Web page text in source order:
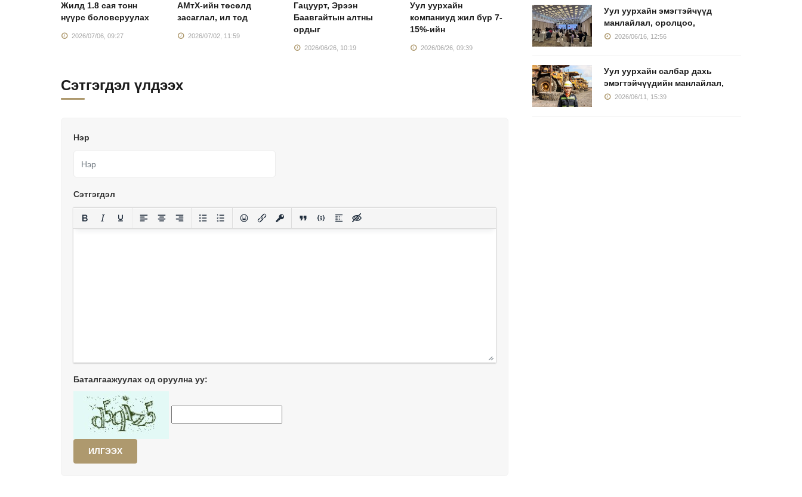
Жилд 1.8 сая тонн
нүүрс боловсруулах
2026/07/06, 09:27
АМтХ-ийн төсөлд
засаглал, ил тод
2026/07/02, 11:59
Гацуурт, Эрээн
Баавгайтын алтны
ордыг
2026/06/26, 10:19
Уул уурхайн
компаниуд жил бүр 7-
15%-ийн
2026/06/26, 09:39
Газрын тос
боловсруулах
үйлдвэрийн
2026/06/24, 10:28
2026/06/24, 09:41
Сэтгэгдэл үлдээх
Нэр
Сэтгэгдэл
Баталгаажуулах од оруулна уу:
ИЛГЭЭХ
Уул уурхайн эмэгтэйчүүд
манлайлал, оролцоо,
2026/06/16, 12:56
Уул уурхайн салбар дахь
эмэгтэйчүүдийн манлайлал,
2026/06/11, 15:39